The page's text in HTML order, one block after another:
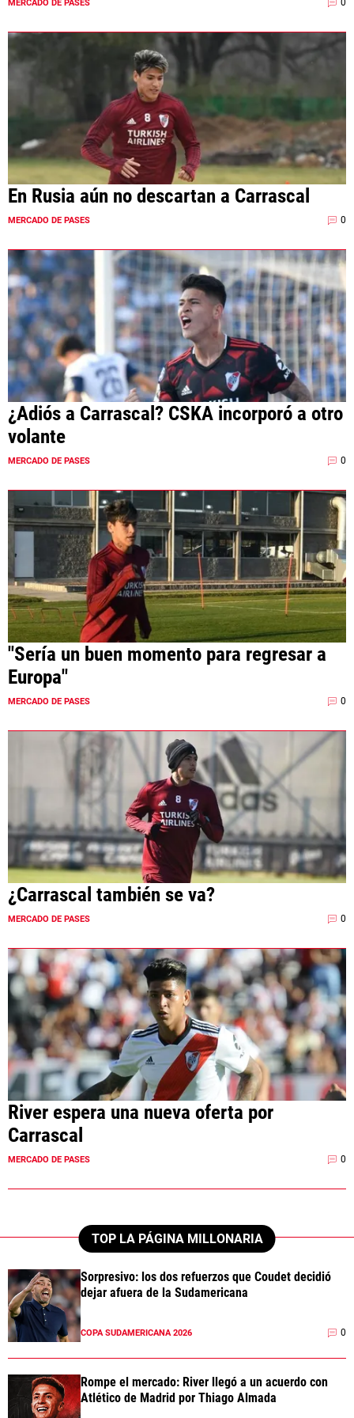
MERCADO DE PASES 0
En Rusia aún no descartan a Carrascal
MERCADO DE PASES 0
¿Adiós a Carrascal? CSKA incorporó a otro
volante
MERCADO DE PASES 0
"Sería un buen momento para regresar a
Europa"
MERCADO DE PASES 0
¿Carrascal también se va?
MERCADO DE PASES 0
River espera una nueva oferta por
Carrascal
MERCADO DE PASES 0
TOP LA PÁGINA MILLONARIA
Sorpresivo: los dos refuerzos que Coudet decidió
dejar afuera de la Sudamericana
COPA SUDAMERICANA 2026 0
Rompe el mercado: River llegó a un acuerdo con
Atlético de Madrid por Thiago Almada